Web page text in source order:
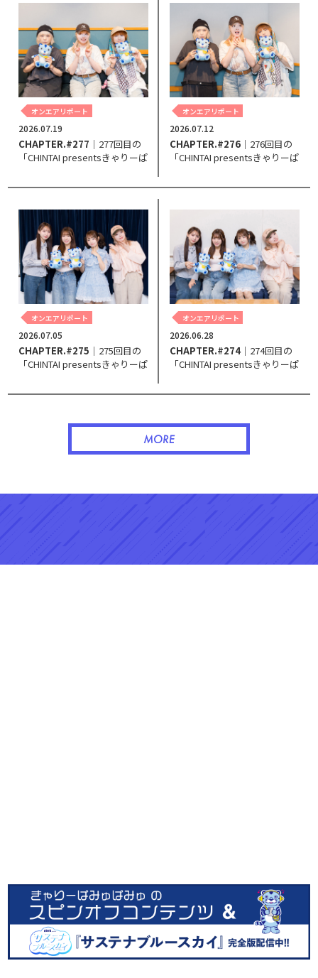
オンエアリポート
2026.07.19
CHAPTER.#277 ｜277回目の
「CHINTAI presentsきゃりーぱ
Your Heart～」。
オンエアリポート
2026.07.12
CHAPTER.#276 ｜276回目の
「CHINTAI presentsきゃりーぱ
Your Heart～」。
オンエアリポート
2026.07.05
CHAPTER.#275 ｜275回目の
「CHINTAI presentsきゃりーぱ
Your Heart～」。
オンエアリポート
2026.06.28
CHAPTER.#274｜274回目の
「CHINTAI presentsきゃりーぱ
Your Heart～」。